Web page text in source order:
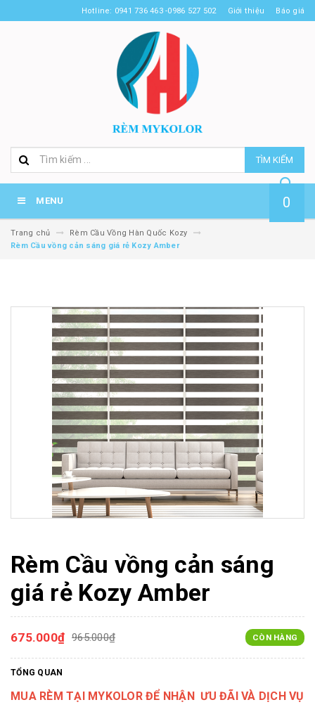
Hotline: 0941 736 463 -0986 527 502 Giới thiệu Báo giá
TÌM KIẾM
MENU 0
Trang chủ
Rèm Cầu Vồng Hàn Quốc Kozy
Rèm Cầu vồng cản sáng giá rẻ Kozy Amber
Rèm Cầu vồng cản sáng
giá rẻ Kozy Amber
675.000₫ 965.000₫ CÒN HÀNG
TỔNG QUAN
MUA RÈM TẠI MYKOLOR ĐỂ NHẬN ƯU ĐÃI VÀ DỊCH VỤ